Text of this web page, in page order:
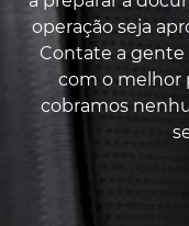
operação seja
Contate a
com o melhor
cobramos